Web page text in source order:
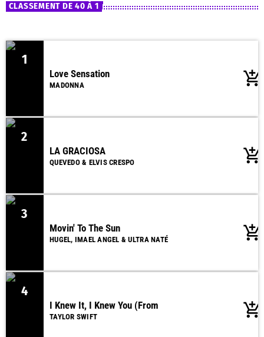
playlist de Sud Essonne, sans interruption !
CLASSEMENT DE 40 À 1
1
Love Sensation
MADONNA add_shopping_cart
2
LA GRACIOSA
QUEVEDO & ELVIS CRESPO add_shopping_cart
3
Movin' To The Sun
HUGEL, IMAEL ANGEL & ULTRA NATÉ add_shopping_cart
4
I Knew It, I Knew You (From
TAYLOR SWIFT add_shopping_cart